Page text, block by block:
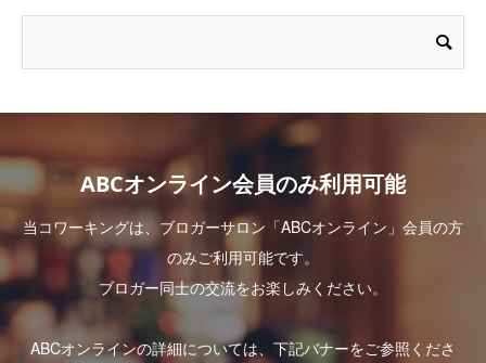
ABCオンライン会員のみ利用可能
当コワーキングは、ブロガーサロン「ABCオンライン」会員の方
のみご利用可能です。
ブロガー同士の交流をお楽しみください。
ABCオンラインの詳細については、下記バナーをご参照くださ